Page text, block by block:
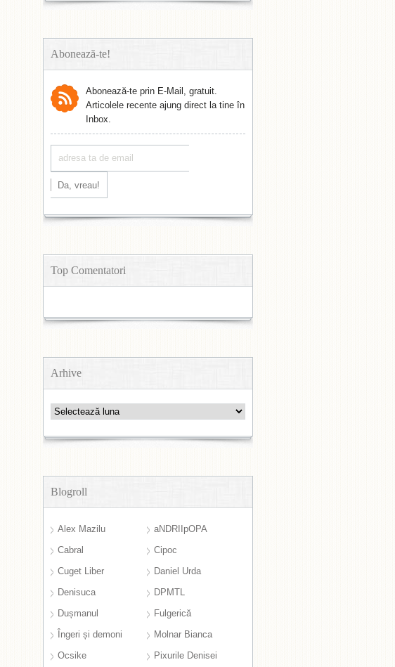
Abonează-te!
Abonează-te prin E-Mail, gratuit.
Articolele recente ajung direct la tine în
Inbox.
Top Comentatori
Arhive
Arhive
Blogroll
Alex Mazilu
aNDRIIpOPA
Cabral
Cipoc
Cuget Liber
Daniel Urda
Denisuca
DPMTL
Dușmanul
Fulgerică
Îngeri și demoni
Molnar Bianca
Ocsike
Pixurile Denisei